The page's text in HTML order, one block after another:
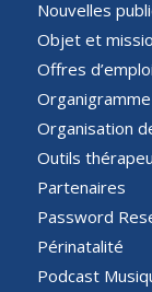
Nouvelles
Objet et
Offres
Organigramme
Organisation
Outils
Partenaires
Password
Périnatalité
Podcast